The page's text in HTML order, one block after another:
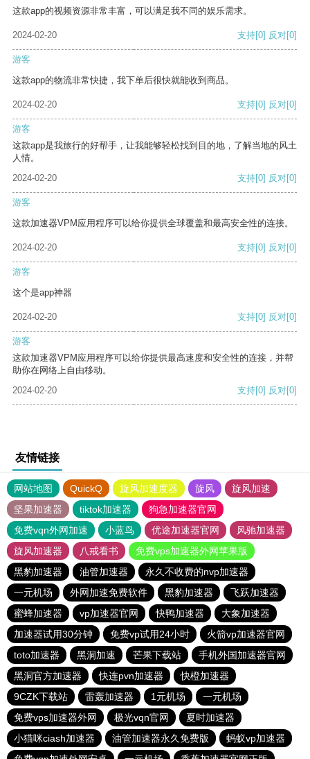
这款app的视频资源非常丰富，可以满足我不同的娱乐需求。
2024-02-20 支持[0] 反对[0]
游客
这款app的物流非常快捷，我下单后很快就能收到商品。
2024-02-20 支持[0] 反对[0]
游客
这款app是我旅行的好帮手，让我能够轻松找到目的地，了解当地的风土
人情。
2024-02-20
支持[0] 反对[0]
游客
这款加速器VPM应用程序可以给你提供全球覆盖和最高安全性的连接。
2024-02-20 支持[0] 反对[0]
游客
这个是app神器
2024-02-20 支持[0] 反对[0]
游客
这款加速器VPM应用程序可以给你提供最高速度和安全性的连接，并帮
助你在网络上自由移动。
2024-02-20
支持[0] 反对[0]
友情链接
网站地图 QuickQ 旋风加速度器 旋风
旋风加速
坚果加速器
tiktok加速器
狗急加速器官网
免费vqn外网加速
小蓝鸟 优途加速器官网
风驰加速器
旋风加速器
八戒看书
免费vps加速器外网苹果版
黑豹加速器
油管加速器
永久不收费的nvp加速器
一元机场
外网加速免费软件 黑豹加速器
飞跃加速器
蜜蜂加速器
vp加速器官网 快鸭加速器
大象加速器
加速器试用30分钟
免费vp试用24小时
火箭vp加速器官网
toto加速器
黑洞加速 芒果下载站
手机外国加速器官网
黑洞官方加速器
快连pvn加速器
快橙加速器
9CZK下载站
雷轰加速器 1元机场
一元机场
免费vps加速器外网
极光vqn官网
夏时加速器
小猫咪ciash加速器
油管加速器永久免费版
蚂蚁vp加速器